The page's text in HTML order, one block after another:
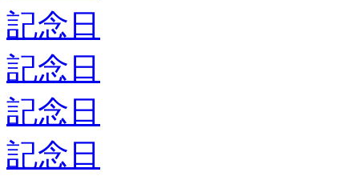
記念日
記念日
記念日
記念日